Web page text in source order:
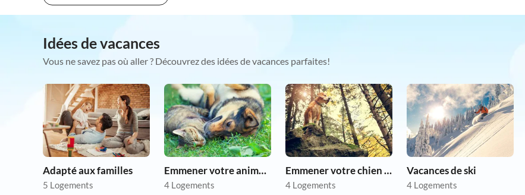
Idées de vacances
Vous ne savez pas où aller ? Découvrez des idées de vacances parfaites!
Adapté aux familles
5 Logements
Emmener votre animal en vacances
4 Logements
Emmener votre chien en vacances
4 Logements
Vacances de ski
4 Logements